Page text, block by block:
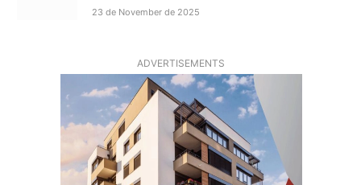
23 de November de 2025
ADVERTISEMENTS